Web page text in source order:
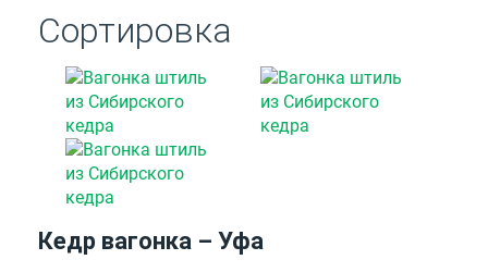
Сортировка
Кедр вагонка – Уфа